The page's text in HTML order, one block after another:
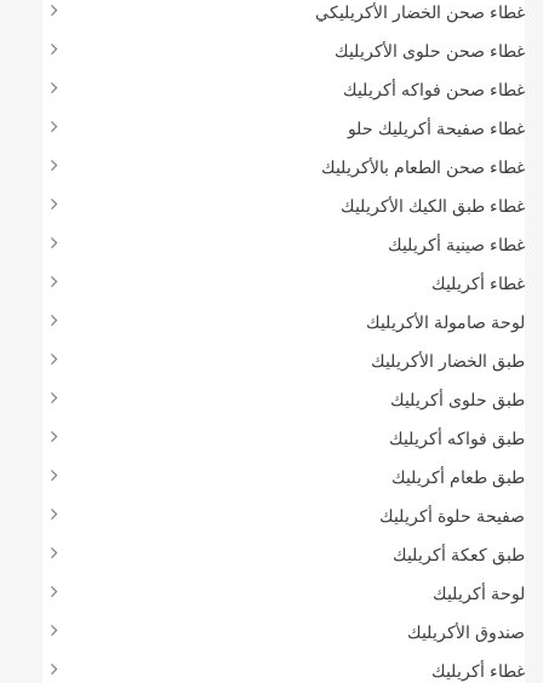
غطاء صحن الخضار الأكريليكي
غطاء صحن حلوى الأكريليك
غطاء صحن فواكه أكريليك
غطاء صفيحة أكريليك حلو
غطاء صحن الطعام بالأكريليك
غطاء طبق الكيك الأكريليك
غطاء صينية أكريليك
غطاء أكريليك
لوحة صامولة الأكريليك
طبق الخضار الأكريليك
طبق حلوى أكريليك
طبق فواكه أكريليك
طبق طعام أكريليك
صفيحة حلوة أكريليك
طبق كعكة أكريليك
لوحة أكريليك
صندوق الأكريليك
غطاء أكريليك